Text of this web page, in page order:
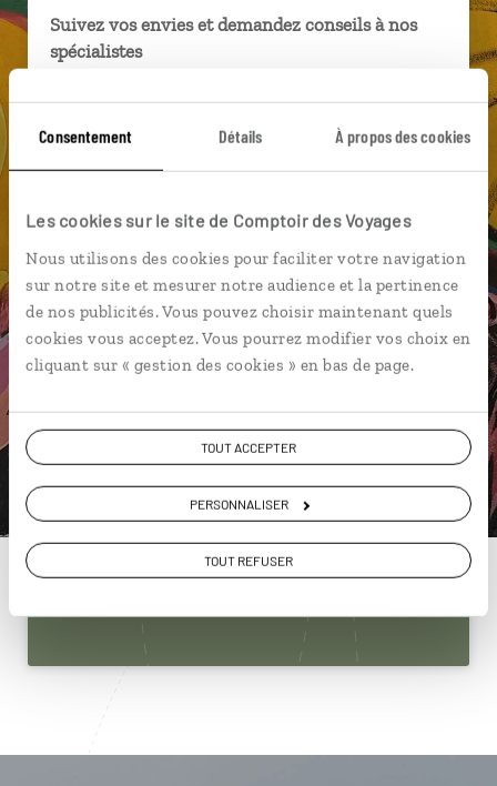
Consentement Détails À propos des cookies
Les cookies sur le site de Comptoir des Voyages
Nous utilisons des cookies pour faciliter votre navigation
sur notre site et mesurer notre audience et la pertinence
de nos publicités. Vous pouvez choisir maintenant quels
cookies vous acceptez. Vous pourrez modifier vos choix en
cliquant sur « gestion des cookies » en bas de page.
TOUT ACCEPTER
PERSONNALISER
TOUT REFUSER
Suivez vos envies et demandez conseils à nos
spécialistes
Ils sauront organiser votre itinéraire au plus
près de vos envies et de la réalité du pays.
Échangez en face à face ou depuis nos studios
téléphone.
Vous gardez le même interlocuteur avant,
pendant et après votre voyage.
ou
Construisez votre voyage avec un spécialiste
Jamaïque
01 84 74 99 43